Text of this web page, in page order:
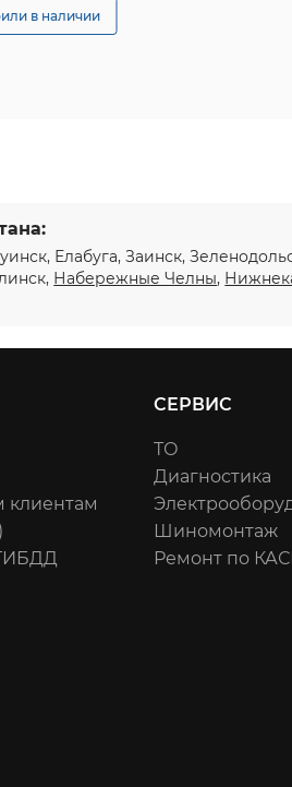
в наличии
Елабуга, Заинск,
Набережные Челны,
клиентам
СЕРВИС
ТО
Диагностика
Шиномонтаж
Ремонт по